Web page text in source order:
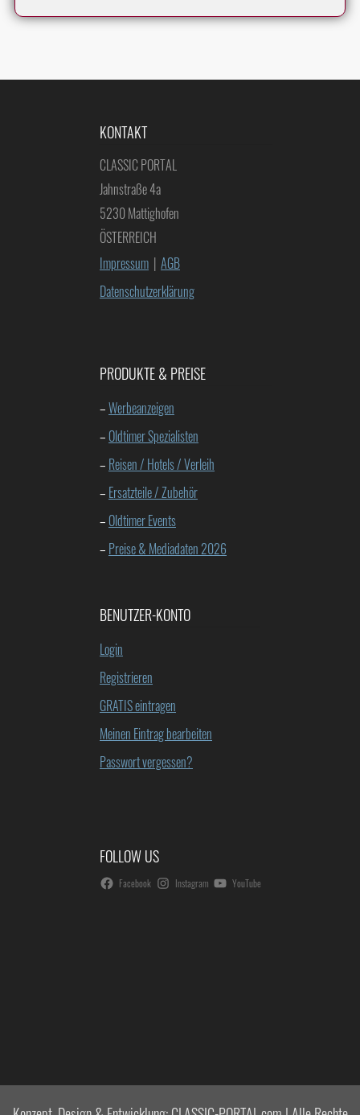
KONTAKT
CLASSIC PORTAL
Jahnstraße 4a
5230 Mattighofen
ÖSTERREICH
Impressum | AGB
Datenschutzerklärung
PRODUKTE & PREISE
–Werbeanzeigen
– Oldtimer Spezialisten
– Reisen / Hotels / Verleih
– Ersatzteile / Zubehör
– Oldtimer Events
– Preise & Mediadaten 2026
BENUTZER-KONTO
Login
Registrieren
GRATIS eintragen
Meinen Eintrag bearbeiten
Passwort vergessen?
FOLLOW US
Facebook Instagram YouTube